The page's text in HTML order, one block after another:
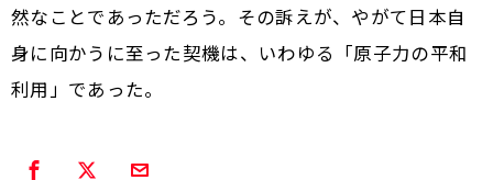
然なことであっただろう。その訴えが、やがて日本自
身に向かうに至った契機は、いわゆる「原子力の平和
利用」であった。